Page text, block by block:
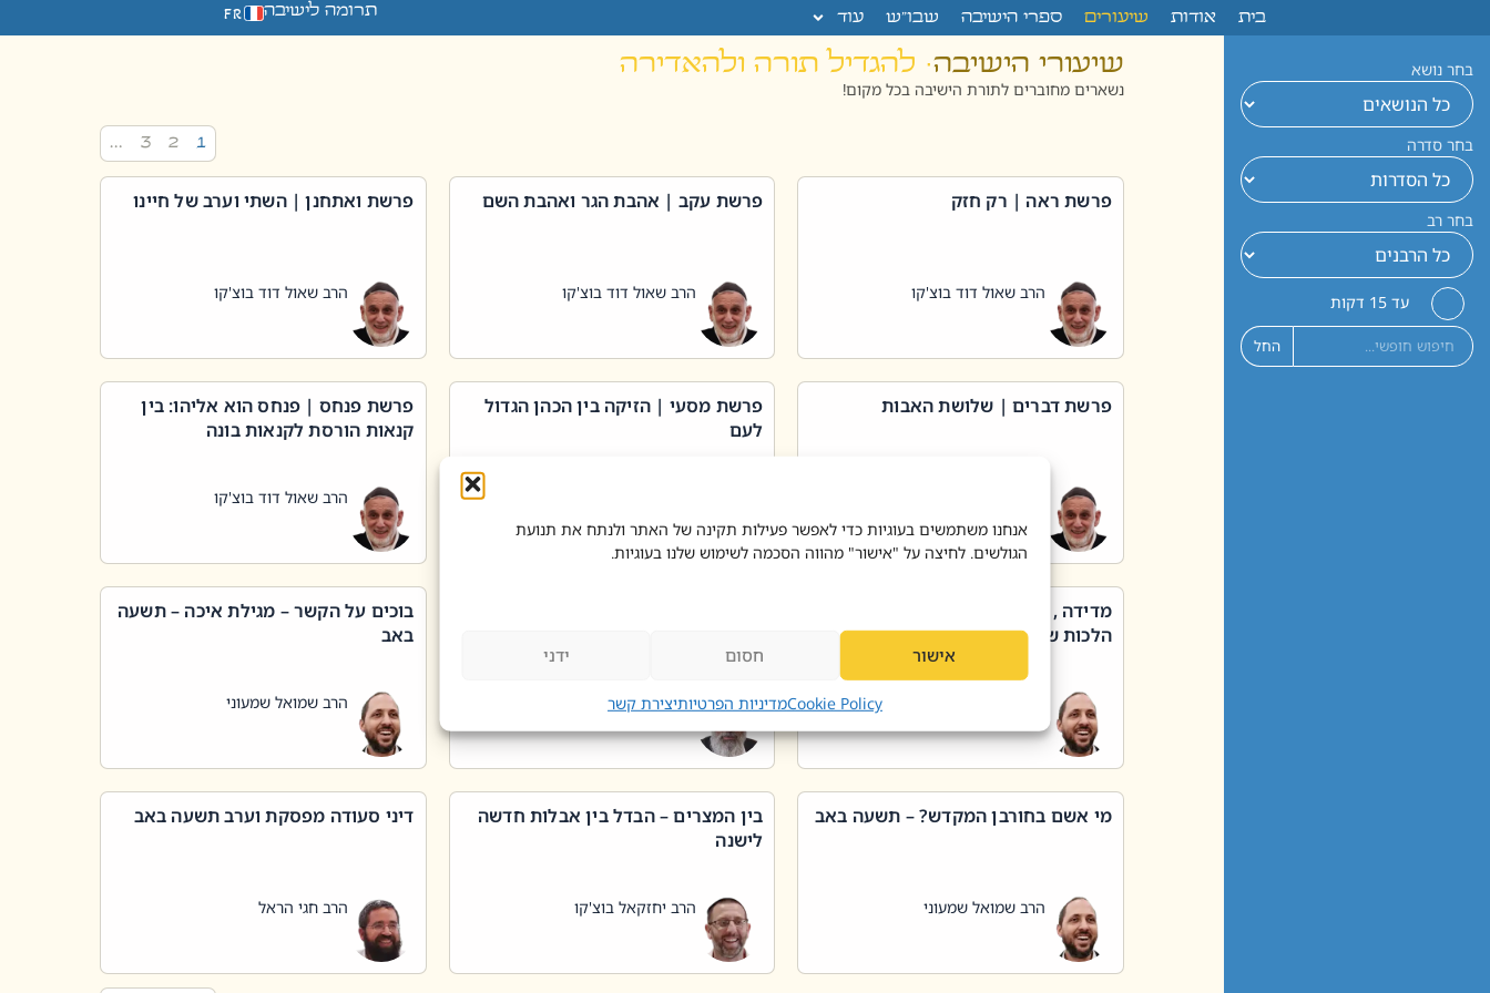
אנחנו משתמשים בעוגיות כדי לאפשר פעילות תקינה של האתר ולנתח את תנועת
הגולשים. לחיצה על "אישור" מהווה הסכמה לשימוש שלנו בעוגיות.
אישור חסום ידני
Cookie Policyמדיניות הפרטיותיצירת קשר
בית אודות שיעורים ספרי הישיבה שבו”ש עוד תרומה לישיבה FR
בחר נושא
בחר סדרה
בחר רב
עד 15 דקות
החל
שיעורי הישיבה· להגדיל תורה ולהאדירה
נשארים מחוברים לתורת הישיבה בכל מקום!
1
2
3
…
פרשת ראה | רק חזק
הרב שאול דוד בוצ'קו
פרשת עקב | אהבת הגר ואהבת השם
הרב שאול דוד בוצ'קו
פרשת ואתחנן | השתי וערב של חיינו
הרב שאול דוד בוצ'קו
פרשת דברים | שלושת האבות
פרשת מסעי | הזיקה בין הכהן הגדול
לעם
פרשת פנחס | פנחס הוא אליהו: בין
קנאות הורסת לקנאות בונה
הרב שאול דוד בוצ'קו
מדידה , קניה , שטיפת כלים בשבת –
הלכות שבת – סימן שכג
הרב יאיר בידני
בוכים על הקשר – מגילת איכה – תשעה
באב
הרב שמואל שמעוני
מי אשם בחורבן המקדש? – תשעה באב
הרב שמואל שמעוני
בין המצרים – הבדל בין אבלות חדשה
לישנה
הרב יחזקאל בוצ'קו
דיני סעודה מפסקת וערב תשעה באב
הרב חגי הראל